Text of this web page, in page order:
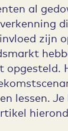
al
zijn
opgesteld.
lessen.